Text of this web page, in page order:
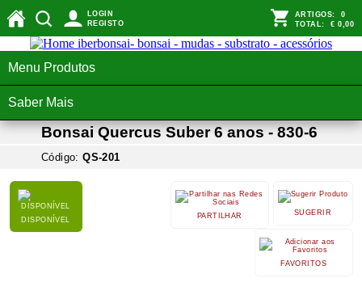
LOGIN
REGISTO
ARTIGOS: 0
TOTAL: € 0,00
Menu Produtos
Saber Mais
Bonsai Quercus Suber 6 anos - 830-6
Código:QS-201
DISPONÍVEL
SUGERIR
PARTILHAR
FAVORITOS